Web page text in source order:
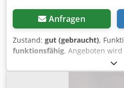
Anfragen
Zustand: gut (gebraucht),
funktionsfähig, Angeboten wird
Darmhaltevorrichtung für
gutem gebrauchten Zustand.
Werkstatt geprüft. Weiteres